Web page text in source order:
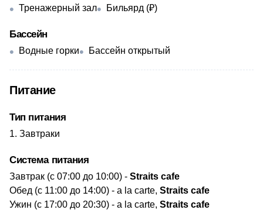
Тренажерный зал Бильярд (₽)
Бассейн
Водные горки Бассейн открытый
Питание
Тип питания
Завтраки
Система питания
​Завтрак (с 07:00 до 10:00) - Straits cafe
Обед (с 11:00 до 14:00) - a la carte, Straits cafe
Ужин (с 17:00 до 20:30) - a la carte, Straits cafe